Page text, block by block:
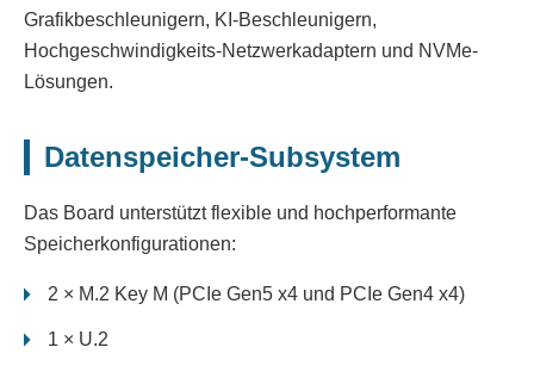
Grafikbeschleunigern, KI-Beschleunigern,
Hochgeschwindigkeits-Netzwerkadaptern und NVMe-
Lösungen.
Datenspeicher-Subsystem
Das Board unterstützt flexible und hochperformante
Speicherkonfigurationen:
2 × M.2 Key M (PCIe Gen5 x4 und PCIe Gen4 x4)
1 × U.2